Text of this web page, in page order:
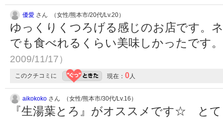
優愛 さん （女性/熊本市/20代/Lv.20）
ゆっくりくつろげる感じのお店です。
でも食べれるくらい美味しかったです
2009/11/17）
このクチコミに 現在： 0人
aikokoko さん （女性/熊本市/30代/Lv.16）
『生湯葉とろ』がオススメです☆ と